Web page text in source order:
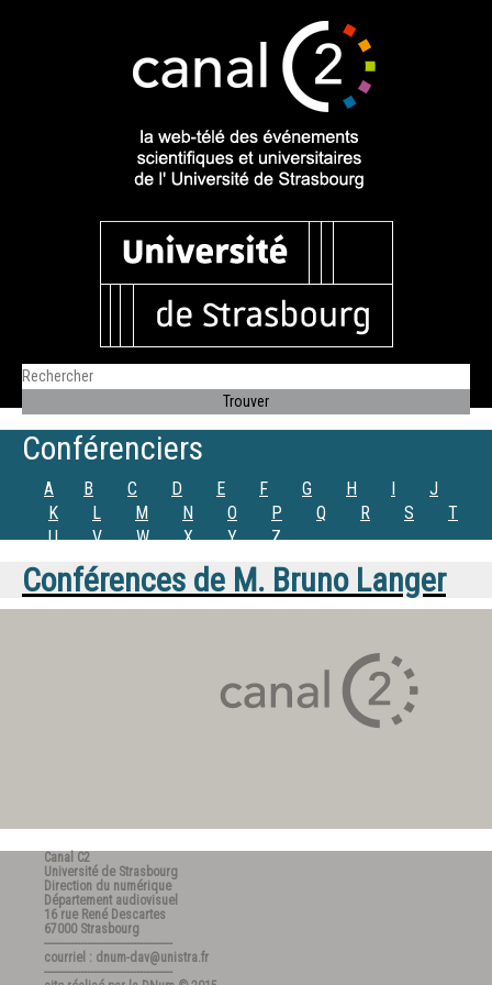
Conférenciers
A B C D E F G H I
J
K
L M N O P Q R S
T
U
V W X Y Z
Conférences de M. Bruno Langer
Canal C2
Université de Strasbourg
Direction du numérique
Département audiovisuel
16 rue René Descartes
67000 Strasbourg
---------------------------------------
courriel : dnum-dav@unistra.fr
---------------------------------------